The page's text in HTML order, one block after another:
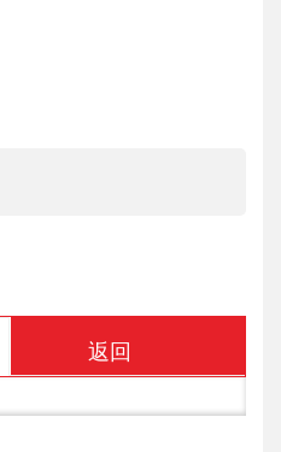
返回